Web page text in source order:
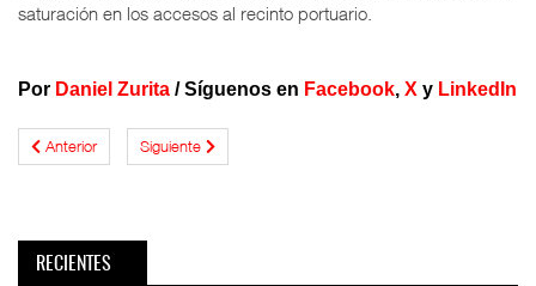
saturación en los accesos al recinto portuario.
Por Daniel Zurita /Síguenos en Facebook, X y LinkedIn
Anterior Siguiente
RECIENTES